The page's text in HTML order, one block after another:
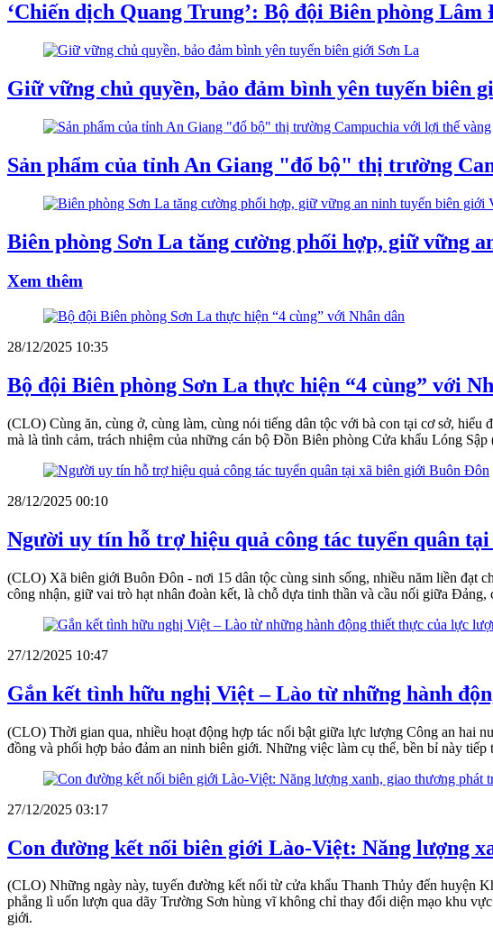
‘Chiến dịch Quang Trung’: Bộ đội Biên phòng Lâm
Giữ vững chủ quyền, bảo đảm bình yên tuyến biên
Sản phẩm của tỉnh An Giang "đổ bộ" thị trường
Biên phòng Sơn La tăng cường phối hợp, giữ vững
Xem thêm
28/12/2025 10:35
Bộ đội Biên phòng Sơn La thực hiện “4 cùng” với
(CLO) Cùng ăn, cùng ở, cùng làm, cùng nói tiếng dân tộc với bà con tại cơ sở,
mà là tình cảm, trách nhiệm của những cán bộ Đồn Biên phòng Cửa khẩu Lóng
28/12/2025 00:10
Người uy tín hỗ trợ hiệu quả công tác tuyển quân
(CLO) Xã biên giới Buôn Đôn - nơi 15 dân tộc cùng sinh sống, nhiều năm liền đạt
công nhận, giữ vai trò hạt nhân đoàn kết, là chỗ dựa tinh thần và cầu nối giữa
27/12/2025 10:47
Gắn kết tình hữu nghị Việt – Lào từ những hành
(CLO) Thời gian qua, nhiều hoạt động hợp tác nổi bật giữa lực lượng Công an hai
đồng và phối hợp bảo đảm an ninh biên giới. Những việc làm cụ thể, bền bỉ này
27/12/2025 03:17
Con đường kết nối biên giới Lào-Việt: Năng lượng
(CLO) Những ngày này, tuyến đường kết nối từ cửa khẩu Thanh Thủy đến huyện
phẳng lì uốn lượn qua dãy Trường Sơn hùng vĩ không chỉ thay đổi diện mạo khu
giới.